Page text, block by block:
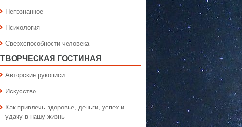
Непознанное
Психология
Сверхспособности человека
ТВОРЧЕСКАЯ ГОСТИНАЯ
Авторские рукописи
Искусство
Как привлечь здоровье, деньги, успех и
удачу в нашу жизнь